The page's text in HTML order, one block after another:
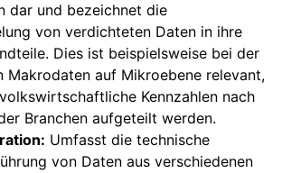
dar und bezeichnet die
von verdichteten Daten in ihre
Dies ist beispielsweise bei der
Makrodaten auf Mikroebene relevant,
Kennzahlen nach
Branchen aufgeteilt werden.
Umfasst die technische
von Daten aus verschiedenen